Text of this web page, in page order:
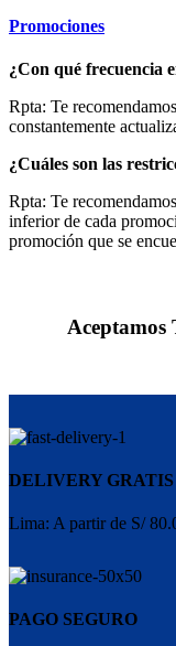
Promociones
¿Con qué frecuencia
Rpta: Te
constantemente
¿Cuáles son las
Rpta: Te
inferior de cada
promoción que se
Aceptamos
DELIVERY GRATIS
Lima: A partir de S/
PAGO SEGURO